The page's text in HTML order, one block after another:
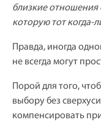
близкие отношения
которую тот когда-
Правда, иногда
не всегда могут
Порой для того,
выбору без
компенсировать